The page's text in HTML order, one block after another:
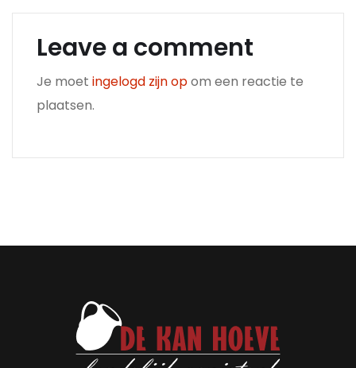
Leave a comment
Je moet ingelogd zijn opom een reactie te
plaatsen.